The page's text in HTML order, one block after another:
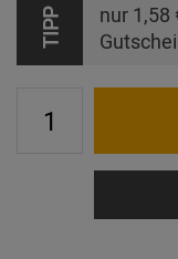
TIPP nur 1,58